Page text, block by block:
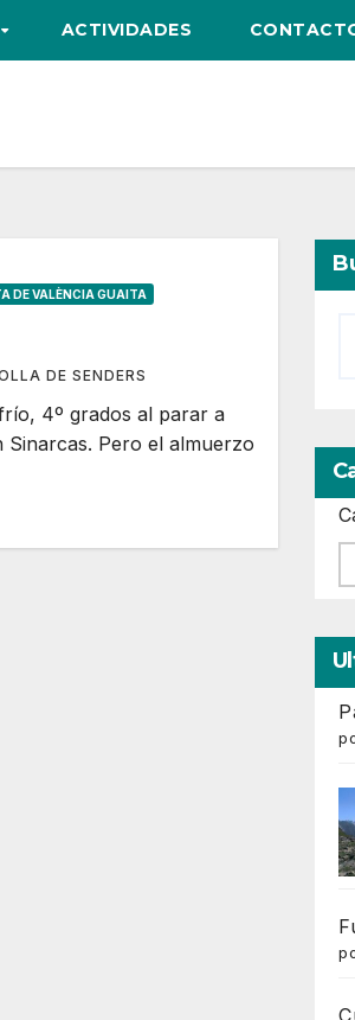
ACTIVIDADES
DE VALÈNCIA GUAITA
DE SENDERS
4º grados al parar a
Pero el almuerzo